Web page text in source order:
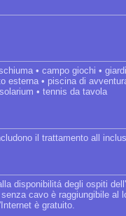
• campo giochi •
esterna • piscina di
• tennis da tavola
il trattamento all
disponibilitá degli ospiti
cavo è raggiungibile al
è gratuito.